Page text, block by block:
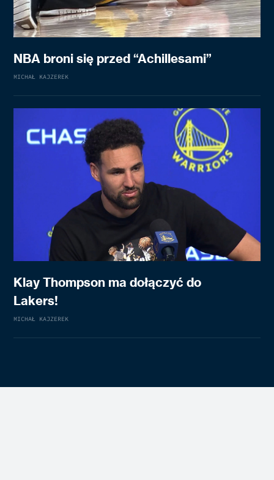
NBA broni się przed “Achillesami”
MICHAŁ KAJZEREK
Klay Thompson ma dołączyć do
Lakers!
MICHAŁ KAJZEREK